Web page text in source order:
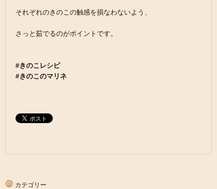
それぞれのきのこの触感を損なわないよう、
さっと茹でるのがポイントです。
#きのこレシピ
#きのこのマリネ
カテゴリー